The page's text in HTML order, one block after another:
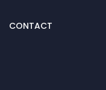
CONTACT